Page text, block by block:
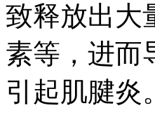
致释放出大
素等，进而
引起肌腱炎。